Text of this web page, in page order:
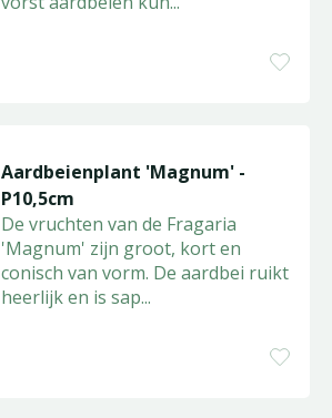
Aardbeienplant 'Magnum' -
P10,5cm
De vruchten van de Fragaria
'Magnum' zijn groot, kort en
conisch van vorm. De aardbei ruikt
heerlijk en is sap...